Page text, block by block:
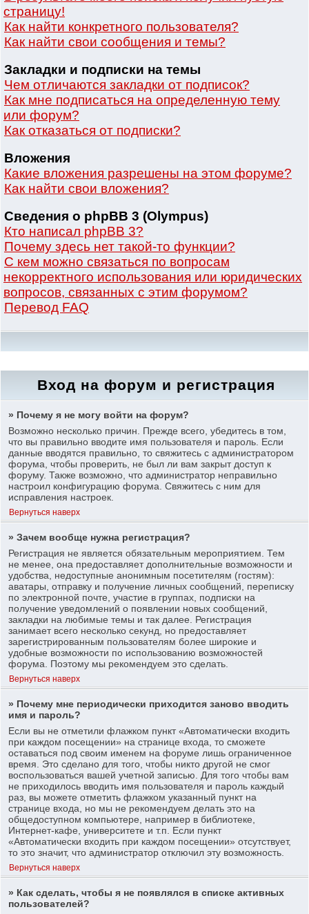
страницу!
Как найти конкретного пользователя?
Как найти свои сообщения и темы?
Закладки и подписки на темы
Чем отличаются закладки от подписок?
Как мне подписаться на определенную тему
или форум?
Как отказаться от подписки?
Вложения
Какие вложения разрешены на этом форуме?
Как найти свои вложения?
Сведения о phpBB 3 (Olympus)
Кто написал phpBB 3?
Почему здесь нет такой-то функции?
С кем можно связаться по вопросам
некорректного использования или юридических
вопросов, связанных с этим форумом?
Перевод FAQ
Вход на форум и регистрация
» Почему я не могу войти на форум?
Возможно несколько причин. Прежде всего, убедитесь в том,
что вы правильно вводите имя пользователя и пароль. Если
данные вводятся правильно, то свяжитесь с администратором
форума, чтобы проверить, не был ли вам закрыт доступ к
форуму. Также возможно, что администратор неправильно
настроил конфигурацию форума. Свяжитесь с ним для
исправления настроек.
Вернуться наверх
» Зачем вообще нужна регистрация?
Регистрация не является обязательным мероприятием. Тем
не менее, она предоставляет дополнительные возможности и
удобства, недоступные анонимным посетителям (гостям):
аватары, отправку и получение личных сообщений, переписку
по электронной почте, участие в группах, подписки на
получение уведомлений о появлении новых сообщений,
закладки на любимые темы и так далее. Регистрация
занимает всего несколько секунд, но предоставляет
зарегистрированным пользователям более широкие и
удобные возможности по использованию возможностей
форума. Поэтому мы рекомендуем это сделать.
Вернуться наверх
» Почему мне периодически приходится заново вводить
имя и пароль?
Если вы не отметили флажком пункт «Автоматически входить
при каждом посещении» на странице входа, то сможете
оставаться под своим именем на форуме лишь ограниченное
время. Это сделано для того, чтобы никто другой не смог
воспользоваться вашей учетной записью. Для того чтобы вам
не приходилось вводить имя пользователя и пароль каждый
раз, вы можете отметить флажком указанный пункт на
странице входа, но мы не рекомендуем делать это на
общедоступном компьютере, например в библиотеке,
Интернет-кафе, университете и т.п. Если пункт
«Автоматически входить при каждом посещении» отсутствует,
то это значит, что администратор отключил эту возможность.
Вернуться наверх
» Как сделать, чтобы я не появлялся в списке активных
пользователей?